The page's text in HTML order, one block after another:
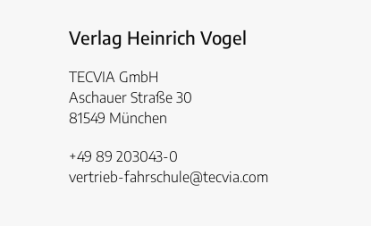
Verlag Heinrich Vogel
TECVIA GmbH
Aschauer Straße 30
81549 München
+49 89 203043-0
vertrieb-fahrschule@tecvia.com